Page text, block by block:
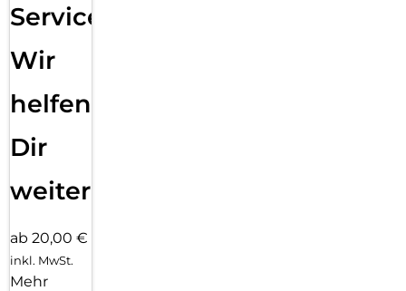
Service:
Wir
helfen
Dir
weiter
ab 20,00 €
inkl. MwSt.
Mehr